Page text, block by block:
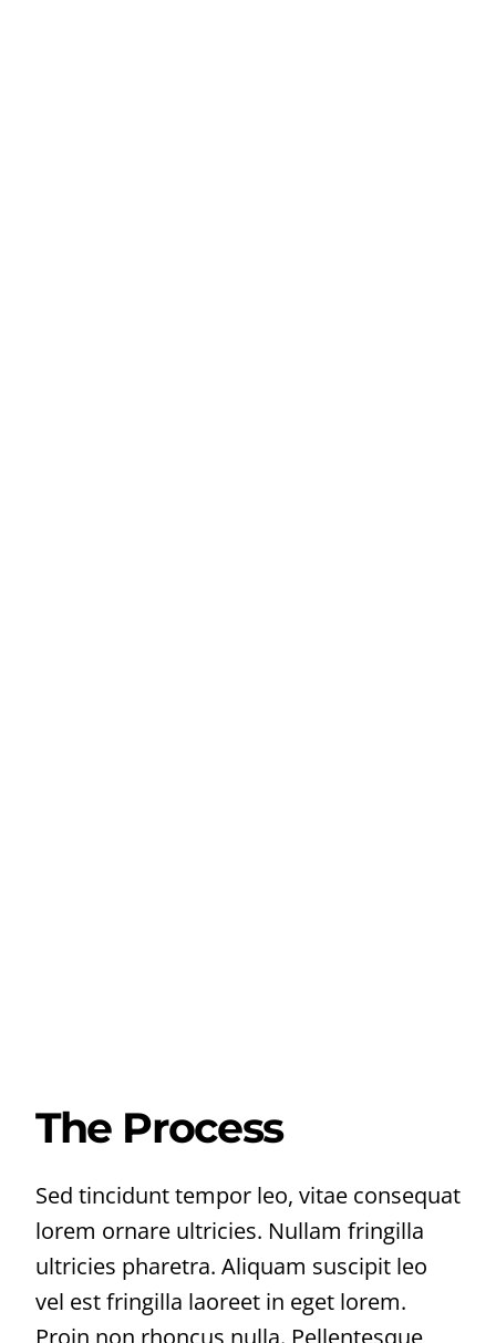
The Process
Sed tincidunt tempor leo, vitae consequat
lorem ornare ultricies. Nullam fringilla
ultricies pharetra. Aliquam suscipit leo
vel est fringilla laoreet in eget lorem.